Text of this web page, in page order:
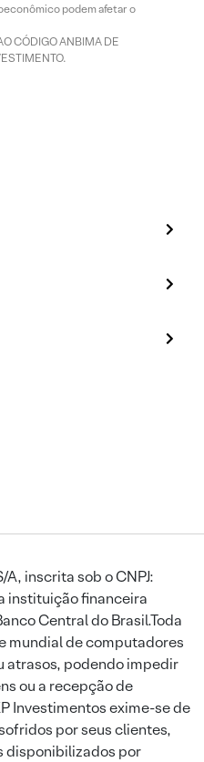
podem afetar o
CÓDIGO ANBIMA DE
inscrita sob o CNPJ:
financeira
Central do Brasil.Toda
mundial de computadores
atrasos, podendo impedir
ou a recepção de
Investimentos exime-se de
por seus clientes,
disponibilizados por